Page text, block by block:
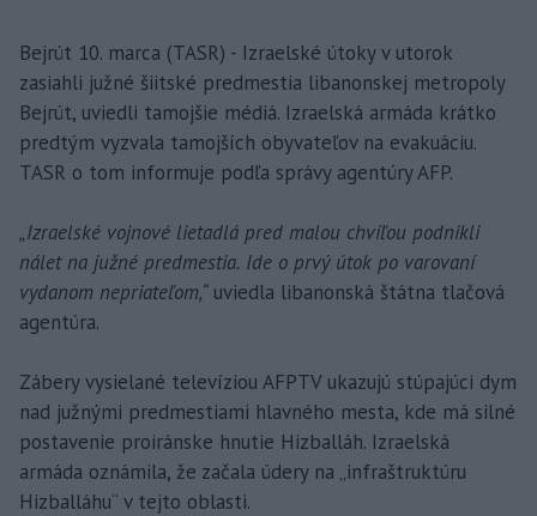
Bejrút 10. marca (TASR) - Izraelské útoky v utorok
zasiahli južné šiitské predmestia libanonskej metropoly
Bejrút, uviedli tamojšie médiá. Izraelská armáda krátko
predtým vyzvala tamojších obyvateľov na evakuáciu.
TASR o tom informuje podľa správy agentúry AFP.
„Izraelské vojnové lietadlá pred malou chvíľou podnikli
nálet na južné predmestia. Ide o prvý útok po varovaní
vydanom nepriateľom,“ uviedla libanonská štátna tlačová
agentúra.
Zábery vysielané televíziou AFPTV ukazujú stúpajúci dym
nad južnými predmestiami hlavného mesta, kde má silné
postavenie proiránske hnutie Hizballáh. Izraelská
armáda oznámila, že začala údery na „infraštruktúru
Hizballáhu“ v tejto oblasti.